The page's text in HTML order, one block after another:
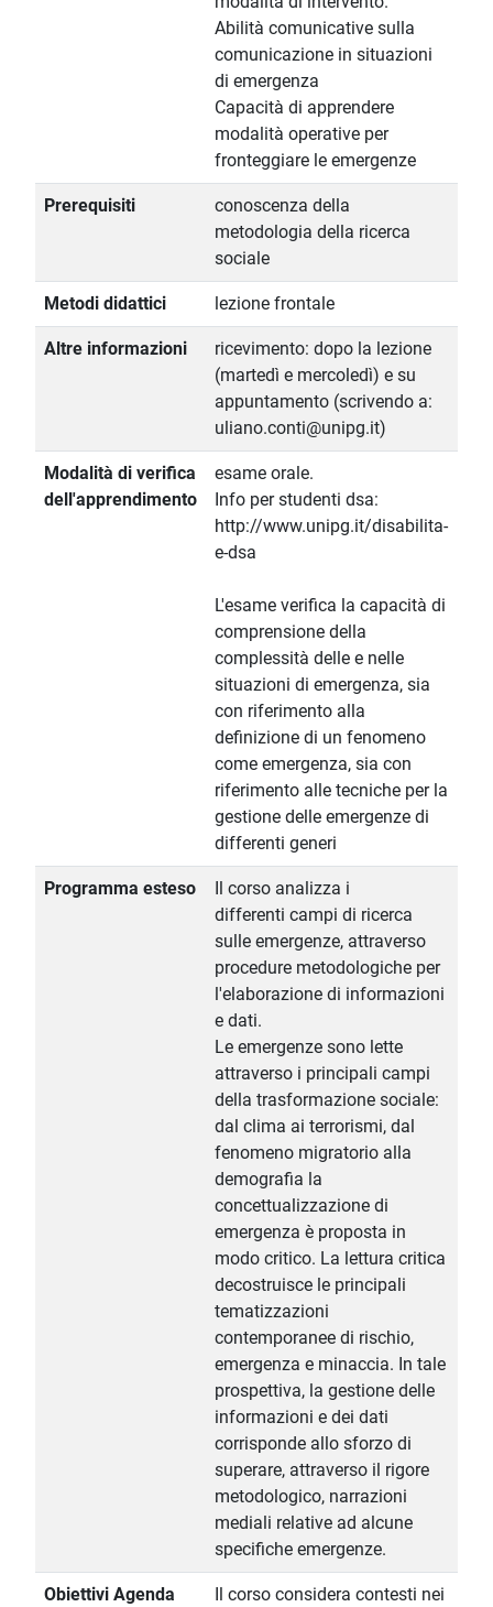
Abilità comunicative sulla
comunicazione in situazioni
di emergenza
Capacità di apprendere
modalità operative per
fronteggiare le emergenze
Prerequisiti
conoscenza della
metodologia della ricerca
sociale
Metodi didattici lezione frontale
Altre informazioni
ricevimento: dopo la lezione
(martedì e mercoledì) e su
appuntamento (scrivendo a:
uliano.conti@unipg.it)
Modalità di verifica
dell'apprendimento
esame orale.
Info per studenti dsa:
http://www.unipg.it/disabilita-
e-dsa
L'esame verifica la capacità di
comprensione della
complessità delle e nelle
situazioni di emergenza, sia
con riferimento alla
definizione di un fenomeno
come emergenza, sia con
riferimento alle tecniche per la
gestione delle emergenze di
differenti generi
Programma esteso
Il corso analizza i
differenti campi di ricerca
sulle emergenze, attraverso
procedure metodologiche per
l'elaborazione di informazioni
e dati.
Le emergenze sono lette
attraverso i principali campi
della trasformazione sociale:
dal clima ai terrorismi, dal
fenomeno migratorio alla
demografia la
concettualizzazione di
emergenza è proposta in
modo critico. La lettura critica
decostruisce le principali
tematizzazioni
contemporanee di rischio,
emergenza e minaccia. In tale
prospettiva, la gestione delle
informazioni e dei dati
corrisponde allo sforzo di
superare, attraverso il rigore
metodologico, narrazioni
mediali relative ad alcune
specifiche emergenze.
Obiettivi Agenda
Il corso considera contesti nei